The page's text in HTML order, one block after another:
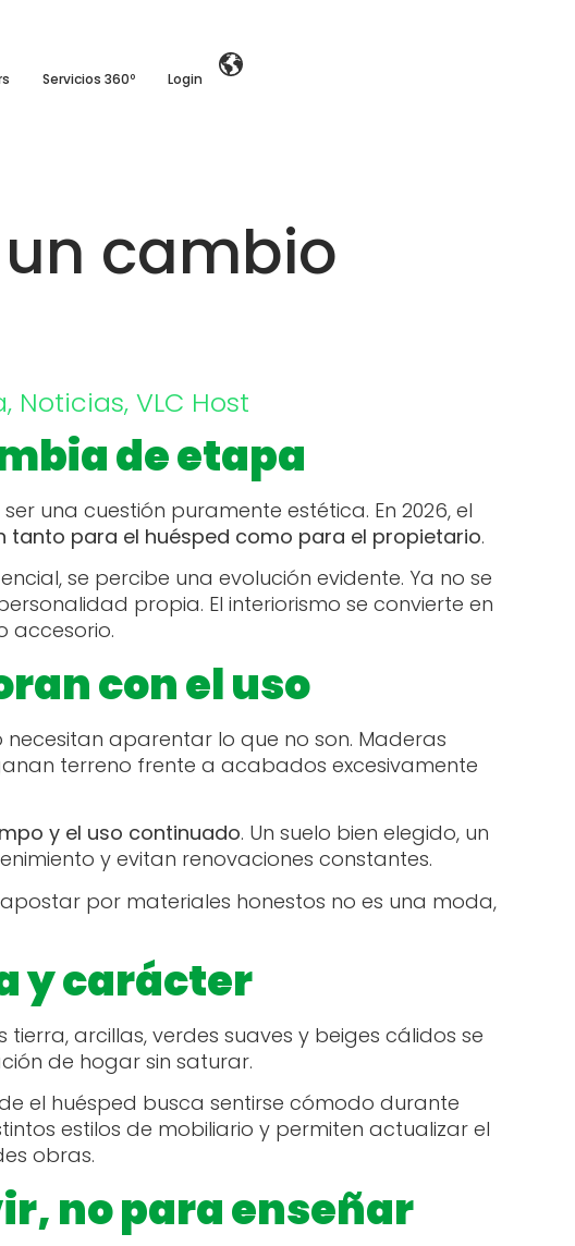
Servicios 360º Login
cambio
, Noticias, VLC Host
de etapa
una cuestión puramente estética. En 2026, el
tanto para el huésped como para el propietario.
se percibe una evolución evidente. Ya no se
propia. El interiorismo se convierte en
accesorio.
con el uso
aparentar lo que no son. Maderas
terreno frente a acabados excesivamente
y el uso continuado. Un suelo bien elegido, un
y evitan renovaciones constantes.
por materiales honestos no es una moda,
y carácter
arcillas, verdes suaves y beiges cálidos se
de hogar sin saturar.
el huésped busca sentirse cómodo durante
estilos de mobiliario y permiten actualizar el
obras.
no para enseñar